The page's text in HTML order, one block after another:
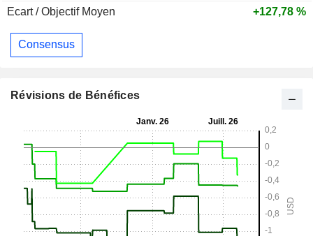
Ecart / Objectif Moyen
+127,78 %
Consensus
Révisions de Bénéfices